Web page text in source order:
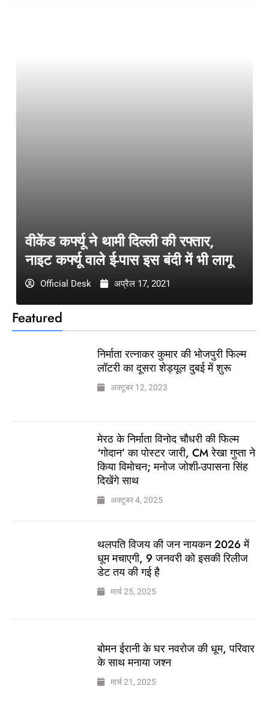
Featured
निर्माता रत्नाकर कुमार की भोजपुरी फिल्म
लॉटरी का दूसरा शेड्यूल दुबई में शुरू
अक्टूबर 12, 2023
मेरठ के निर्माता विनोद चौधरी की फिल्म
‘गोदान’ का पोस्टर जारी, CM रेखा गुप्ता ने
किया विमोचन; मनोज जोशी-उपासना सिंह
दिखेंगे साथ
अक्टूबर 4, 2025
थलपति विजय की जन नायकन 2026 में
धूम मचाएगी, 9 जनवरी को इसकी रिलीज
डेट तय की गई है
मार्च 25, 2025
बोमन ईरानी के घर नवरोज की धूम, परिवार
के साथ मनाया जश्न
मार्च 21, 2025
वीकेंड कर्फ्यू ने थामी दिल्ली की रफ्तार,
नाइट कर्फ्यू वाले ई-पास इस बंदी में भी लागू
Official Desk अप्रैल 17, 2021